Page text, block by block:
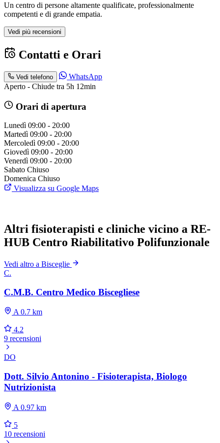
Un centro di persone altamente qualificate, professionalmente
competenti e di grande empatia.
Vedi più recensioni
Contatti e Orari
Vedi telefono
WhatsApp
Aperto - Chiude tra 5h 12min
Orari di apertura
Lunedì 09:00 - 20:00
Martedì 09:00 - 20:00
Mercoledì 09:00 - 20:00
Giovedì 09:00 - 20:00
Venerdì 09:00 - 20:00
Sabato Chiuso
Domenica Chiuso
Visualizza su Google Maps
Altri fisioterapisti e cliniche vicino a RE-
HUB Centro Riabilitativo Polifunzionale
Vedi altro a Bisceglie
C.
C.M.B. Centro Medico Biscegliese
A 0.7 km
4.2
9 recensioni
DO
Dott. Silvio Antonino - Fisioterapista, Biologo
Nutrizionista
A 0.97 km
5
10 recensioni